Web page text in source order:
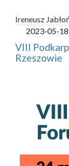
Ireneusz
2023-05-
VIII
Rzeszowie